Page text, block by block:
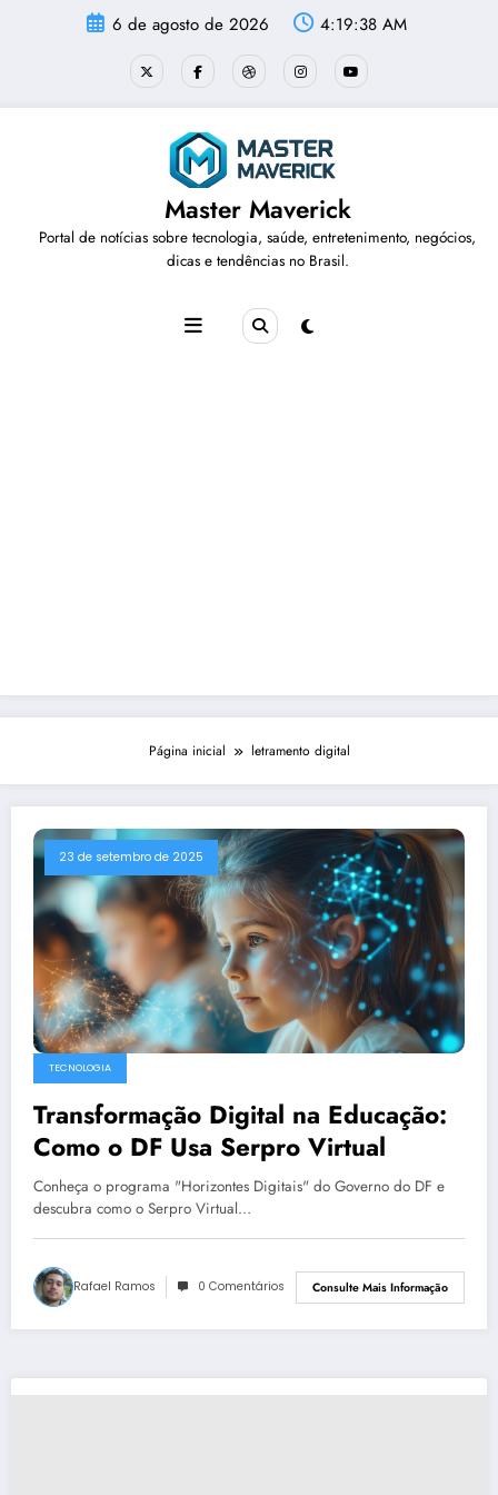
6 de agosto de 2026 4:19:38 AM
Master Maverick
Portal de notícias sobre tecnologia, saúde, entretenimento, negócios,
dicas e tendências no Brasil.
Página inicial letramento digital
23 de setembro de 2025
TECNOLOGIA
Transformação Digital na Educação:
Como o DF Usa Serpro Virtual
Conheça o programa "Horizontes Digitais" do Governo do DF e
descubra como o Serpro Virtual…
Rafael Ramos 0 Comentários Consulte Mais Informação